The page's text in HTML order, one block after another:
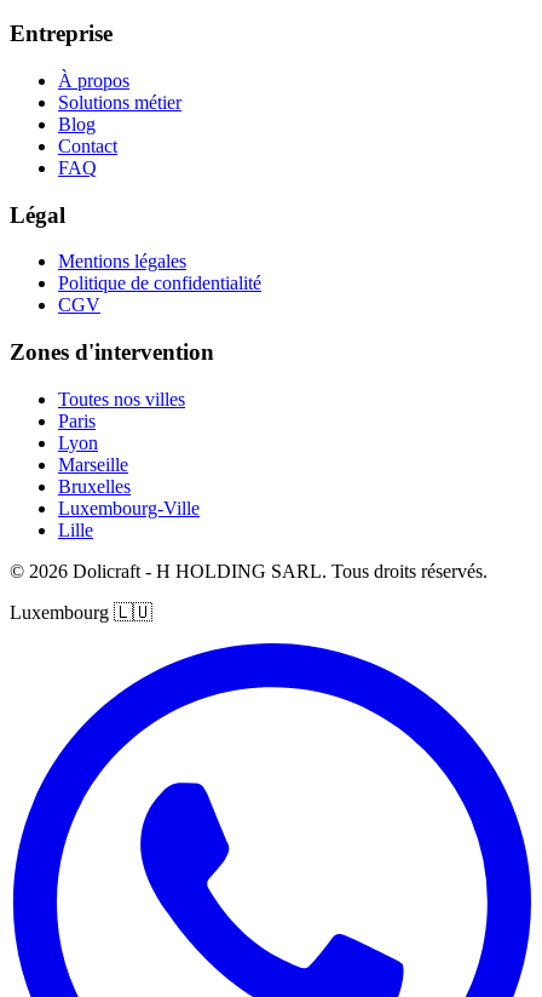
Entreprise
À propos
Solutions métier
Blog
Contact
FAQ
Légal
Mentions légales
Politique de confidentialité
CGV
Zones d'intervention
Toutes nos villes
Paris
Lyon
Marseille
Bruxelles
Luxembourg-Ville
Lille
© 2026 Dolicraft - H HOLDING SARL. Tous droits réservés.
Luxembourg 🇱🇺